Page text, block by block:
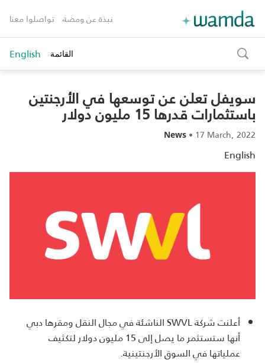
نبذة عن ومضة تواصلوا معنا
toggle
search
القائمة English
سويفل تعلن عن توسعها في الأرجنتين
باستثمارات قدرها 15 مليون دولار
News • 17 March, 2022
English
أعلنت شركةSWVLالناشئة في مجال النقل ومقرها دبي
أنها ستستثمر ما يصل إلى 15 مليون دولار لتكثيف
عملياتها في السوق الأرجنتينية.